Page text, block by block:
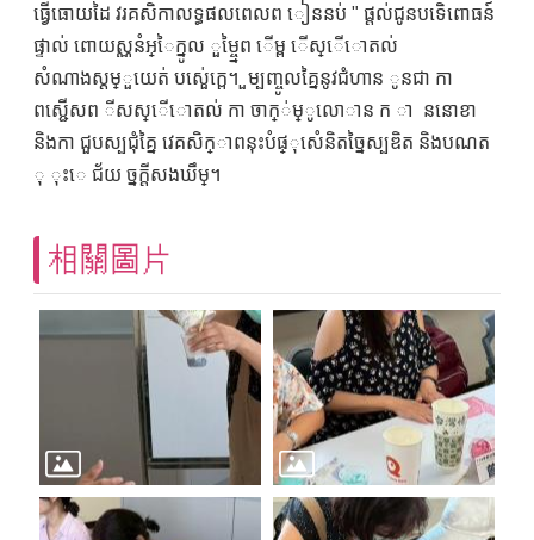
ធ្វើធោយដៃ វរគសិកាលទ្ធផលពេលព ៀននប់ " ផ្តល់ជូនបទេិពោធន៍
ផ្ទាល់ ពោយស្ណនំអ្ៃក្នូល ួម្ច្នៃព ើម្ព ើស្េីោតល់
សំណាងស្តម្ួយេត់ បស់េួក្ពេ។ ួម្បញ្ចូលគ្នៃនូវជំហាន ូនជា កា
ពស្ជើសព ីសស្េីោតល់ កា ចាក្់ម្ូលោាន ក ា ននោខា
និងកា ជួបស្បជុំគ្នៃ វេគសិក្ាពនុះបំផ្ុសេំនិតច្នៃស្បឌិត និងបណត
ុ ុះេ ជ័យ ច្នក្តីសងឃឹម្។
相關圖片